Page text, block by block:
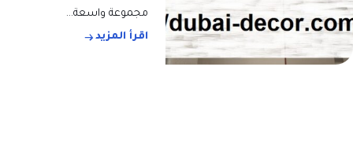
مجموعة واسعة…
اقرأ المزيد